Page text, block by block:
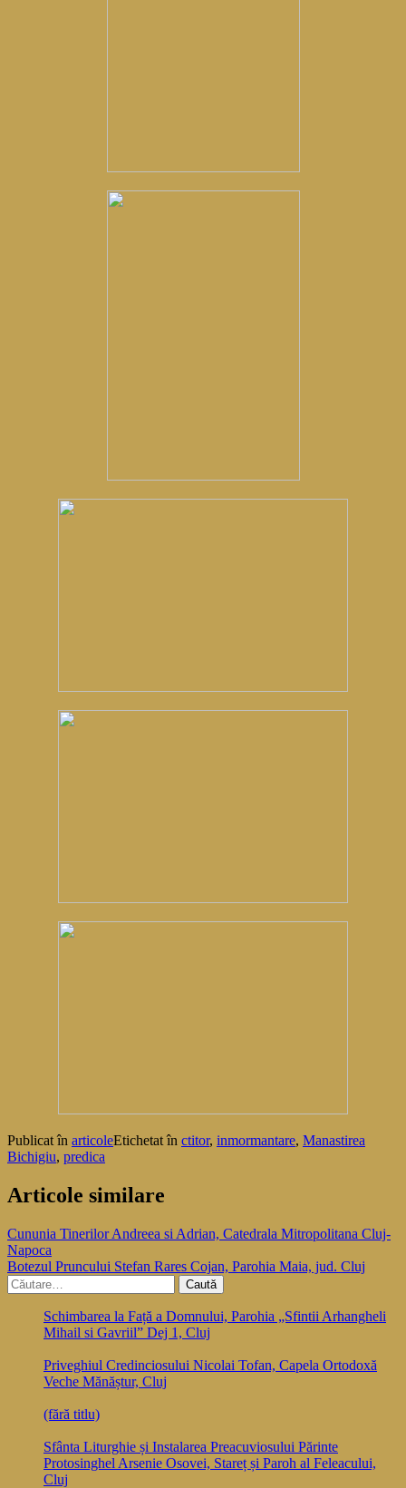
Publicat în articoleEtichetat în ctitor, inmormantare, Manastirea
Bichigiu, predica
Articole similare
Navigare
în
articole
Cununia Tinerilor Andreea si Adrian, Catedrala Mitropolitana Cluj-
Napoca
Botezul Pruncului Stefan Rares Cojan, Parohia Maia, jud. Cluj
Caută
după:
Schimbarea la Față a Domnului, Parohia „Sfintii Arhangheli
Mihail si Gavriil” Dej 1, Cluj
Priveghiul Credinciosului Nicolai Tofan, Capela Ortodoxă
Veche Mănăștur, Cluj
(fără titlu)
Sfânta Liturghie și Instalarea Preacuviosului Părinte
Protosinghel Arsenie Osovei, Stareț și Paroh al Feleacului,
Cluj